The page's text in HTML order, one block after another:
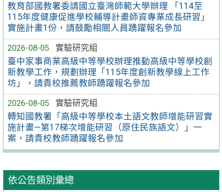
教育部國教署委請國立臺灣師範大學辦理 「114至
115年度健康促進學校輔導計畫師資專業成長研習」
實施計畫1份，請鼓勵相關人員踴躍報名參加
2026-08-05
實驗研究組
臺中家事商業高級中等學校辦理推動高級中等學校創
新教學工作，規劃辦理「115年度創新教學線上工作
坊」，請貴校推薦教師踴躍報名參加
2026-08-05
實驗研究組
轉知國教署「高級中等學校本土語文教師增能研習實
施計畫—第17梯次增能研習（原住民族語文）」一
案，請貴校教師踴躍報名參加
依公告類別彙總